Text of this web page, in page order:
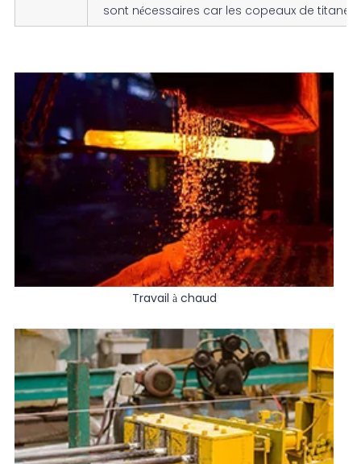
sont nécessaires car les copeaux de titane
Travail à chaud